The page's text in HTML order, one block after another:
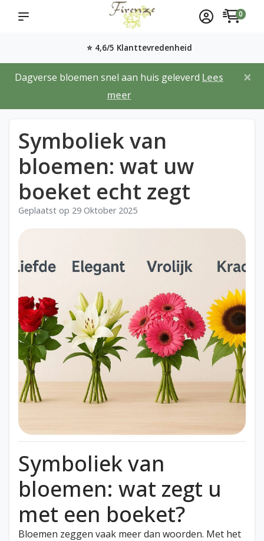
0
⭐ 4,6/5 Klanttevredenheid
Dagverse bloemen snel aan huis geleverd Lees
meer
×
Symboliek van
bloemen: wat uw
boeket echt zegt
Geplaatst op 29 Oktober 2025
Symboliek van
bloemen: wat zegt u
met een boeket?
Bloemen zeggen vaak meer dan woorden. Met het